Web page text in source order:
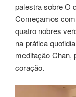
palestra sobre O
Começamos
quatro nobres
na prática
meditação Chan,
coração.